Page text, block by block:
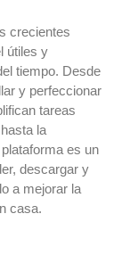
crecientes
útiles y
tiempo. Desde
y perfeccionar
tareas
la
es un
descargar y
a mejorar la
casa.